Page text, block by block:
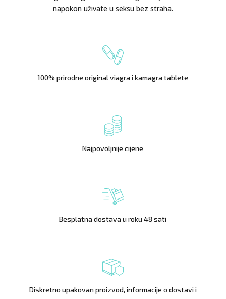
napokon uživate u seksu bez straha.
100% prirodne original viagra i kamagra tablete
Najpovoljnije cijene
Besplatna dostava u roku 48 sati
Diskretno upakovan proizvod, informacije o dostavi i